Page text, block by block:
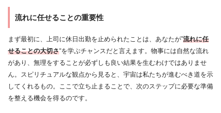
流れに任せることの重要性
まず最初に、上司に休日出勤を止められたことは、あなたが”流れに任
せることの大切さ“を学ぶチャンスだと言えます。物事には自然な流れ
があり、無理をすることが必ずしも良い結果を生むわけではありませ
ん。スピリチュアルな観点から見ると、宇宙は私たちが進むべき道を示
してくれるもの。ここで立ち止まることで、次のステップに必要な準備
を整える機会を得るのです。